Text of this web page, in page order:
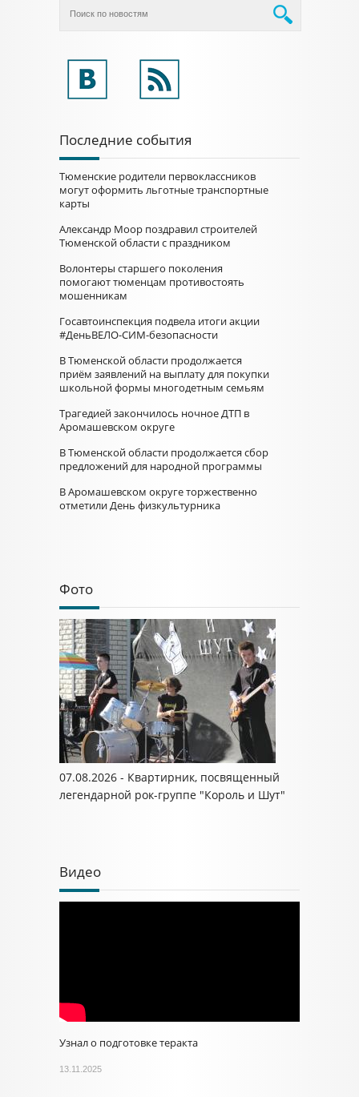
Последние события
Тюменские родители первоклассников
могут оформить льготные транспортные
карты
Александр Моор поздравил строителей
Тюменской области с праздником
Волонтеры старшего поколения
помогают тюменцам противостоять
мошенникам
Госавтоинспекция подвела итоги акции
#ДеньВЕЛО-СИМ-безопасности
В Тюменской области продолжается
приём заявлений на выплату для покупки
школьной формы многодетным семьям
Трагедией закончилось ночное ДТП в
Аромашевском округе
В Тюменской области продолжается сбор
предложений для народной программы
В Аромашевском округе торжественно
отметили День физкультурника
Фото
07.08.2026 - Квартирник, посвященный
легендарной рок-группе "Король и Шут"
Видео
Узнал о подготовке теракта
13.11.2025